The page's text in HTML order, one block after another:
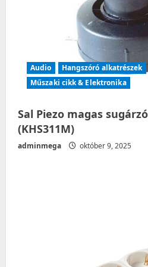
Audio Hangszóró alkatrészek
Műszaki cikk & Elektronika
Sal Piezo magas
(KHS311M)
adminmega október 9, 2025